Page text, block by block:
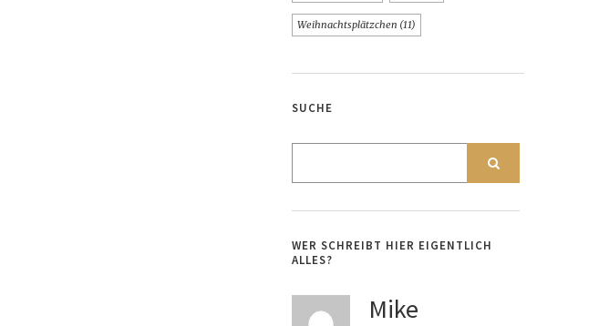
Weihnachtsplätzchen (11)
SUCHE
WER SCHREIBT HIER EIGENTLICH
ALLES?
Mike